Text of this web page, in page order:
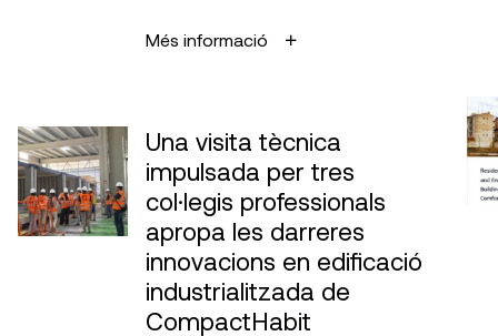
Més informació
Una visita tècnica
impulsada per tres
col·legis professionals
apropa les darreres
innovacions en edificació
industrialitzada de
CompactHabit